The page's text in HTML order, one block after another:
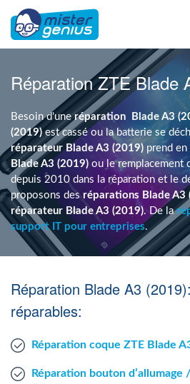
Réparations –
Magasins informatiques
Particulier
PME
ASBL
Agent Mac
Réparation ZTE Blade
Besoin d'uneréparation Blade A3
(2019)est cassé ou la batterie se
réparateur Blade A3 (2019) prend en
Blade A3 (2019) ou le remplacement
depuis 2010 dans la réparation et le
proposons desréparations Blade A3
réparateur Blade A3 (2019). De la
support IT pour entreprises.
Réparation Blade A3
réparables:
Réparation coque ZTE Blade
Réparation bouton